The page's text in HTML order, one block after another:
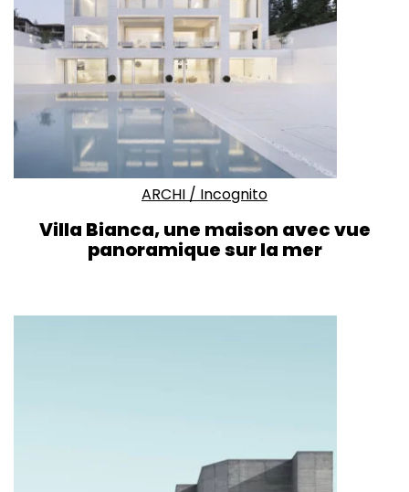
ARCHI / Incognito
Villa Bianca, une maison avec vue
panoramique sur la mer